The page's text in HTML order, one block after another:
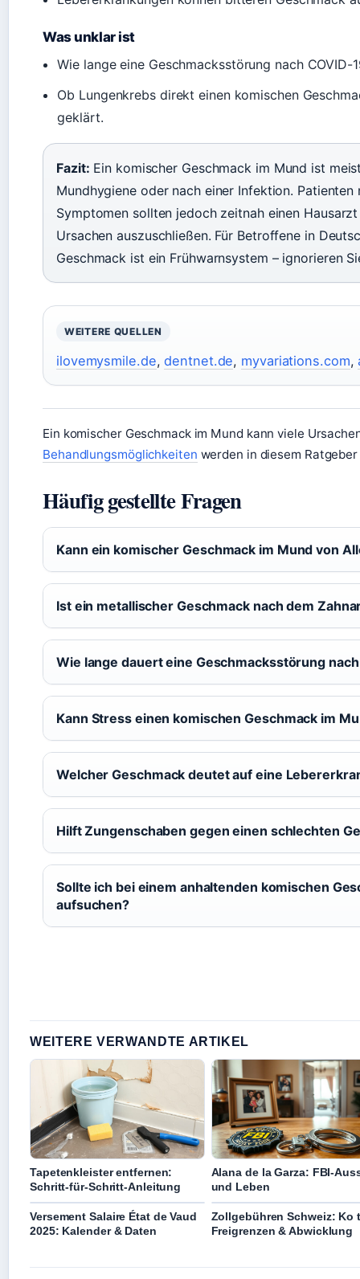
Was unklar ist
Wie lange eine Geschmacksstörung nach
Ob Lungenkrebs direkt einen komischen
geklärt.
Fazit: Ein komischer Geschmack im Mund ist
Mundhygiene oder nach einer Infektion.
Symptomen sollten jedoch zeitnah einen
Ursachen auszuschließen. Für Betroffene in
Geschmack ist ein Frühwarnsystem – ignorieren
WEITERE QUELLEN
ilovemysmile.de,dentnet.de, myvariations.com,
Ein komischer Geschmack im Mund kann viele
Behandlungsmöglichkeiten werden in diesem
Häufig gestellte Fragen
Kann ein komischer Geschmack im Mund von
Ist ein metallischer Geschmack nach dem
Wie lange dauert eine Geschmacksstörung
Kann Stress einen komischen Geschmack im
Welcher Geschmack deutet auf eine
Hilft Zungenschaben gegen einen schlechten
Sollte ich bei einem anhaltenden komischen
aufsuchen?
WEITERE VERWANDTE ARTIKEL
Tapetenkleister entfernen:
Schritt-für-Schritt-Anleitung
Alana de la Garza: FBI-
und Leben
Versement Salaire État de Vaud
2025: Kalender & Daten
Zollgebühren Schweiz: Ko
Freigrenzen & Abwicklung